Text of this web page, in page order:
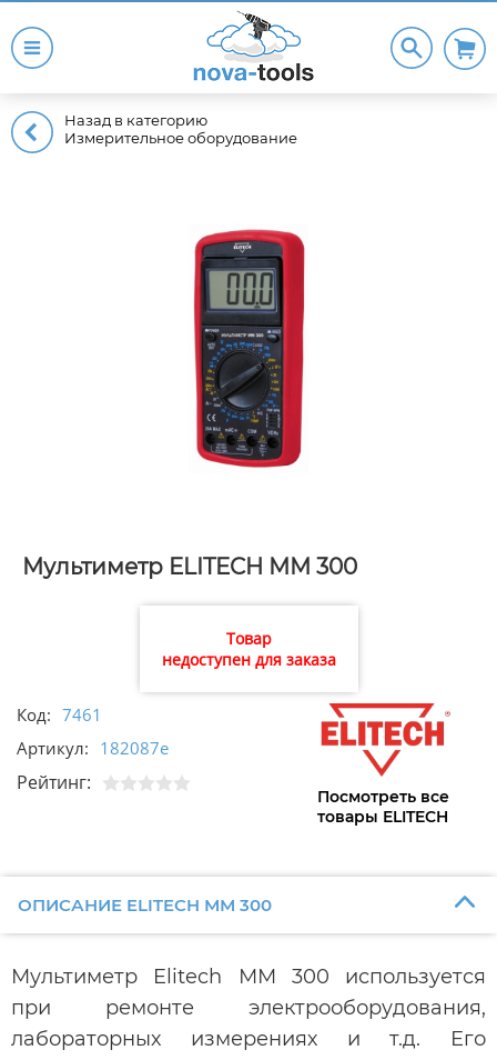
Назад в категорию
Измерительное оборудование
Мультиметр ELITECH ММ 300
Товар
недоступен для заказа
Код: 7461
Артикул: 182087e
Рейтинг:
Посмотреть все
товары ELITECH
ОПИСАНИЕ ELITECH ММ 300
Мультиметр Elitech ММ 300 используется
при ремонте электрооборудования,
лабораторных измерениях и т.д. Его